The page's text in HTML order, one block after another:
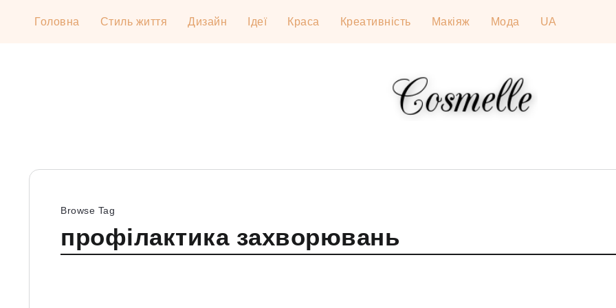
Головна Стиль життя Дизайн Ідеї Краса Креативність Макіяж Мода UA
Browse Tag
профілактика захворювань